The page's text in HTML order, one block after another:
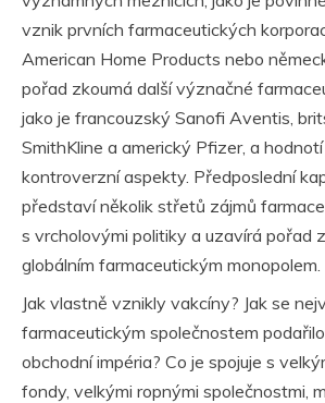
vznik prvních farmaceutických
American Home Products nebo
pořad zkoumá další význačné
jako je francouzský Sanofi Aventis,
SmithKline a americký Pfizer, a
kontroverzní aspekty. Předposlední
představí několik střetů zájmů
s vrcholovými politiky a uzavírá pořad
globálním farmaceutickým monopolem.
Jak vlastně vznikly vakcíny? Jak se
farmaceutickým společnostem
obchodní impéria? Co je spojuje s
fondy, velkými ropnými společnostmi,